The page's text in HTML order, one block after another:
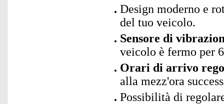
Design moderno e
del tuo veicolo.
Sensore di
veicolo è fermo per
Orari di arrivo
alla mezz'ora
Possibilità di